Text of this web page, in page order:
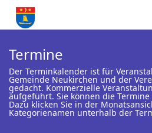
Termine
Der Terminkalender ist für
Gemeinde Neukirchen und der
gedacht. Kommerzielle
aufgeführt. Sie können die
Dazu klicken Sie in der
Kategorienamen unterhalb der